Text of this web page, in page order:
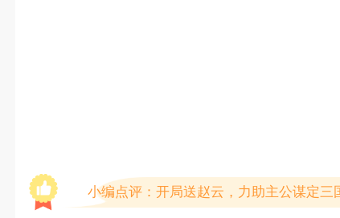
小编点评：开局送赵云，力助主公谋定三